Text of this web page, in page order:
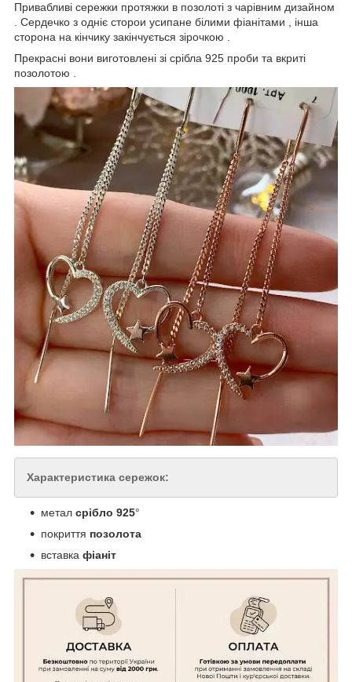
Привабливі сережки протяжки в позолоті з чарівним дизайном
. Сердечко з одніє сторои усипане білими фіанітами , інша
сторона на кінчику закінчується зірочкою .
Прекрасні вони виготовлені зі срібла 925 проби та вкриті
позолотою .
Характеристика сережок:
метал срібло 925°
покриття позолота
вставка фіаніт